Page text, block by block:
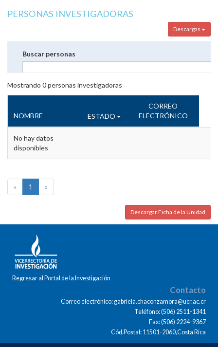
PERSONAS INVESTIGADORAS
Descargas
Buscar personas
Mostrando 0personas investigadoras
NOMBRE ESTADO
CORREO
ELECTRÓNICO
No hay datos
disponibles
« 1 »
Descargar Ficha de la Unidad
Regresar al Portal de la Investigación
Contacto
Correo electrónico: gabriela.chaconzamora@ucr.ac.cr
Teléfono: (506) 2511-1341
Fax: (506) 2224-9367
Cód.Postal: 11501-2060,Costa Rica